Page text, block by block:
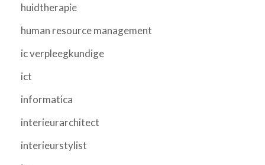
huidtherapie
human resource management
ic verpleegkundige
ict
informatica
interieurarchitect
interieurstylist